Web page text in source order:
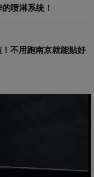
喷淋系统！
不用跑南京就能贴好